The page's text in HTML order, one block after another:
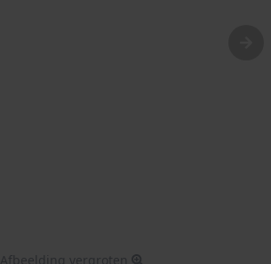
Afbeelding vergroten